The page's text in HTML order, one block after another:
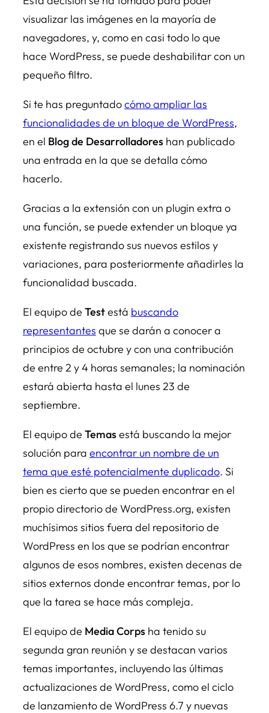
visualizar las imágenes en la mayoría de
navegadores, y, como en casi todo lo que
hace WordPress, se puede deshabilitar con un
pequeño filtro.
Si te has preguntadocómo ampliar las
funcionalidades de un bloque de WordPress,
en el Blog de Desarrolladores han publicado
una entrada en la que se detalla cómo
hacerlo.
Gracias a la extensión con un plugin extra o
una función, se puede extender un bloque ya
existente registrando sus nuevos estilos y
variaciones, para posteriormente añadirles la
funcionalidad buscada.
El equipo de Testestá buscando
representantes que se darán a conocer a
principios de octubre y con una contribución
de entre 2 y 4 horas semanales; la nominación
estará abierta hasta el lunes 23 de
septiembre.
El equipo de Temasestá buscando la mejor
solución para encontrar un nombre de un
tema que esté potencialmente duplicado. Si
bien es cierto que se pueden encontrar en el
propio directorio de WordPress.org, existen
muchísimos sitios fuera del repositorio de
WordPress en los que se podrían encontrar
algunos de esos nombres, existen decenas de
sitios externos donde encontrar temas, por lo
que la tarea se hace más compleja.
El equipo de Media Corps ha tenido su
segunda gran reunión y se destacan varios
temas importantes, incluyendo las últimas
actualizaciones de WordPress, como el ciclo
de lanzamiento de WordPress 6.7 y nuevas